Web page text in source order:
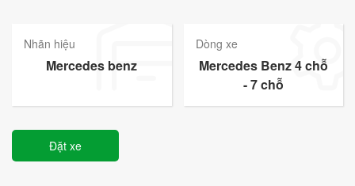
Nhãn hiệu
Mercedes benz
Dòng xe
Mercedes Benz 4 chỗ
- 7 chỗ
Đặt xe